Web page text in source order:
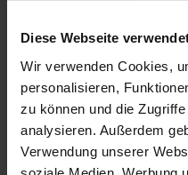
Diese Webseite
Wir verwenden Cookies,
personalisieren,
zu können und die
analysieren. Außerdem
Verwendung unserer
Das könnte Sie